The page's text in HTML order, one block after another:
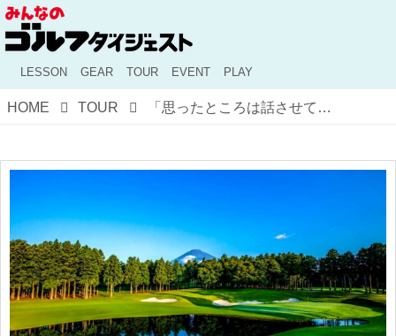
LESSON GEAR TOUR EVENT PLAY
HOME TOUR 「思ったところは話させていただいた」松山英樹が監修。今週ツアー開催の“太平洋御殿場”はどう生まれ変わった？